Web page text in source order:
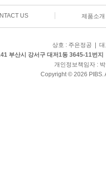
US 제품소개
상호 : 주은정공 |
부산시 강서구 대저1동 3645-11번지
개인정보책임자 :
Copyright © 2026 PIBS.